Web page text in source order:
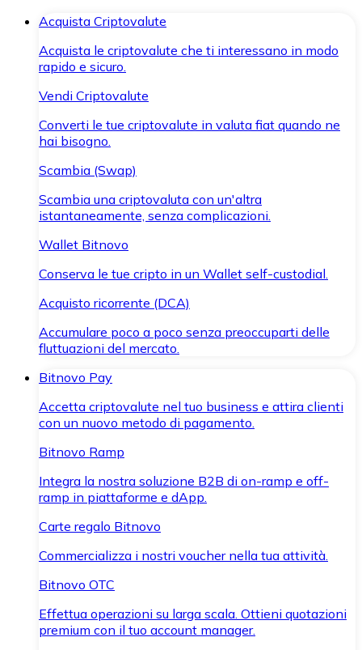
Acquista Criptovalute
Acquista le criptovalute che ti interessano in modo
rapido e sicuro.
Vendi Criptovalute
Converti le tue criptovalute in valuta fiat quando ne
hai bisogno.
Scambia (Swap)
Scambia una criptovaluta con un'altra
istantaneamente, senza complicazioni.
Wallet Bitnovo
Conserva le tue cripto in un Wallet self-custodial.
Acquisto ricorrente (DCA)
Accumulare poco a poco senza preoccuparti delle
fluttuazioni del mercato.
Bitnovo Pay
Accetta criptovalute nel tuo business e attira clienti
con un nuovo metodo di pagamento.
Bitnovo Ramp
Integra la nostra soluzione B2B di on-ramp e off-
ramp in piattaforme e dApp.
Carte regalo Bitnovo
Commercializza i nostri voucher nella tua attività.
Bitnovo OTC
Effettua operazioni su larga scala. Ottieni quotazioni
premium con il tuo account manager.